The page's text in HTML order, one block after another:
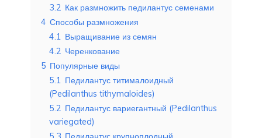
3.2 Как размножить педилантус семенами
4 Способы размножения
4.1 Выращивание из семян
4.2 Черенкование
5 Популярные виды
5.1 Педилантус титималоидный
(Pedilanthus tithymaloides)
5.2 Педилантус вариегантный (Pedilanthus
variegated)